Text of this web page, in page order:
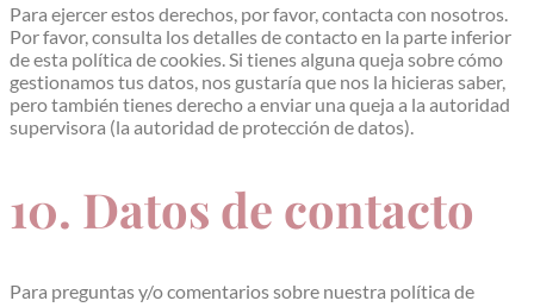
Para ejercer estos derechos, por favor, contacta con nosotros.
Por favor, consulta los detalles de contacto en la parte inferior
de esta política de cookies. Si tienes alguna queja sobre cómo
gestionamos tus datos, nos gustaría que nos la hicieras saber,
pero también tienes derecho a enviar una queja a la autoridad
supervisora (la autoridad de protección de datos).
10. Datos de contacto
Para preguntas y/o comentarios sobre nuestra política de